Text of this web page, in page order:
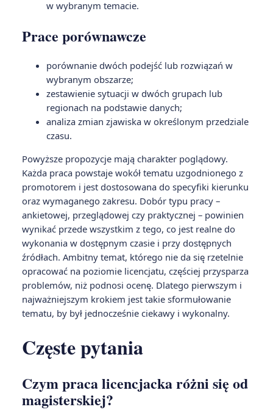
w wybranym temacie.
Prace porównawcze
porównanie dwóch podejść lub rozwiązań w
wybranym obszarze;
zestawienie sytuacji w dwóch grupach lub
regionach na podstawie danych;
analiza zmian zjawiska w określonym przedziale
czasu.
Powyższe propozycje mają charakter poglądowy.
Każda praca powstaje wokół tematu uzgodnionego z
promotorem i jest dostosowana do specyfiki kierunku
oraz wymaganego zakresu. Dobór typu pracy –
ankietowej, przeglądowej czy praktycznej – powinien
wynikać przede wszystkim z tego, co jest realne do
wykonania w dostępnym czasie i przy dostępnych
źródłach. Ambitny temat, którego nie da się rzetelnie
opracować na poziomie licencjatu, częściej przysparza
problemów, niż podnosi ocenę. Dlatego pierwszym i
najważniejszym krokiem jest takie sformułowanie
tematu, by był jednocześnie ciekawy i wykonalny.
Częste pytania
Czym praca licencjacka różni się od
magisterskiej?